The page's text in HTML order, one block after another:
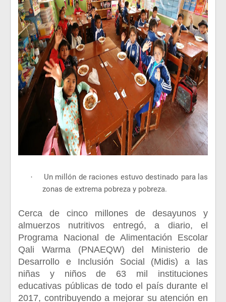
·
Un millón de raciones estuvo destinado para las
zonas de extrema pobreza y pobreza.
Cerca de cinco millones de desayunos y
almuerzos nutritivos entregó, a diario, el
Programa Nacional de Alimentación Escolar
Qali Warma (PNAEQW) del Ministerio de
Desarrollo e Inclusión Social (Midis) a las
niñas y niños de 63 mil instituciones
educativas públicas de todo el país durante el
2017, contribuyendo a mejorar su atención en